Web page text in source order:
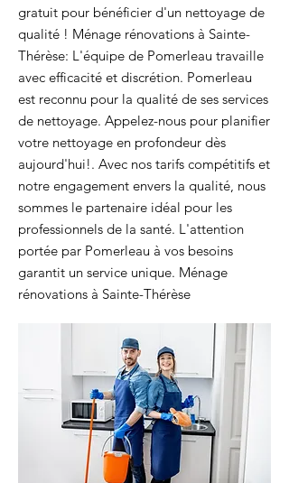
gratuit pour bénéficier d'un nettoyage de
qualité ! Ménage rénovations à Sainte-
Thérèse: L'équipe de Pomerleau travaille
avec efficacité et discrétion. Pomerleau
est reconnu pour la qualité de ses services
de nettoyage. Appelez-nous pour planifier
votre nettoyage en profondeur dès
aujourd'hui!. Avec nos tarifs compétitifs et
notre engagement envers la qualité, nous
sommes le partenaire idéal pour les
professionnels de la santé. L'attention
portée par Pomerleau à vos besoins
garantit un service unique. Ménage
rénovations à Sainte-Thérèse